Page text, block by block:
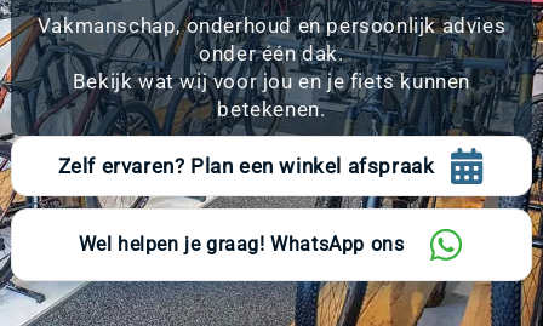
Vakmanschap, onderhoud en persoonlijk advies
onder één dak.
Bekijk wat wij voor jou en je fiets kunnen
betekenen.
Zelf ervaren? Plan een winkel afspraak
Wel helpen je graag! WhatsApp ons